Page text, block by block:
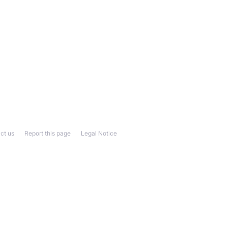
Legal Notice
Report this page
us